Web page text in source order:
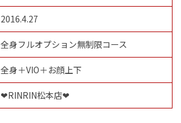
2016.4.27
全身フルオプション無制限コース
全身＋VIO＋お顔上下
❤RINRIN松本店❤